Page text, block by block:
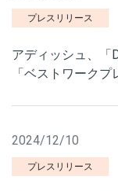
プレスリリース
アディッシュ、「
「ベストワーク
2024/12/10
プレスリリース